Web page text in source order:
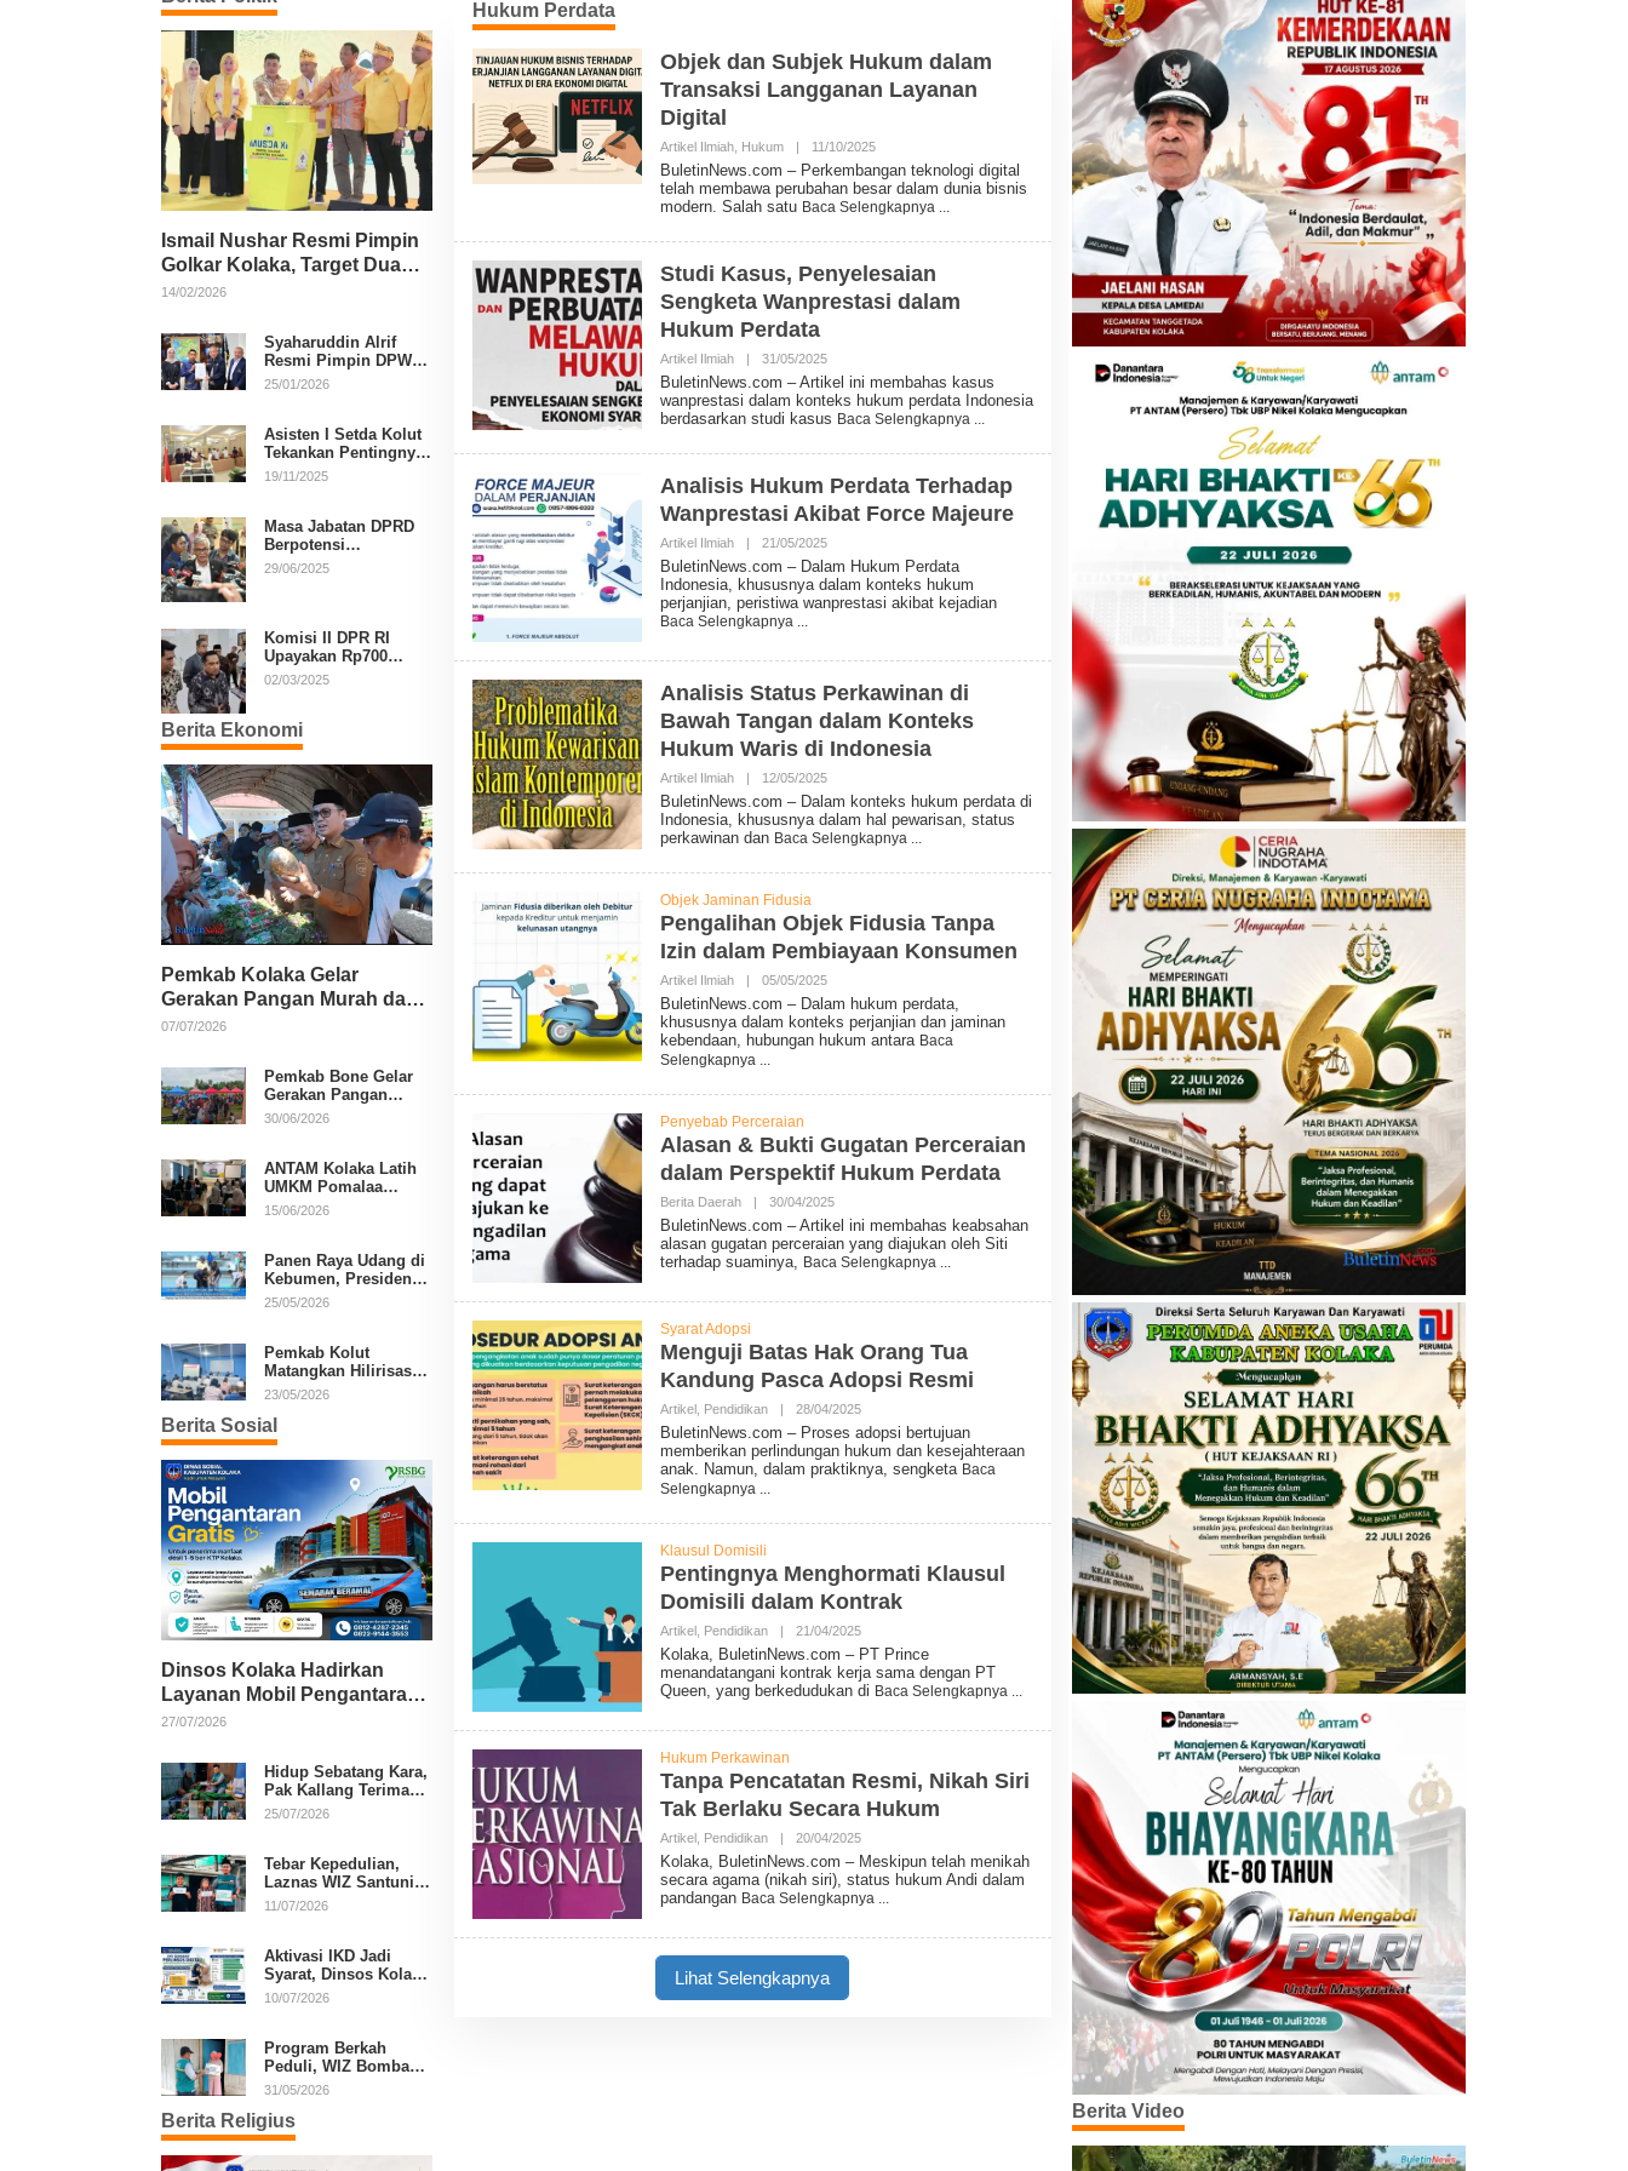
Ismail Nushar Resmi Pimpin
Golkar Kolaka, Target Dua
Kursi per Dapil
14/02/2026
Syaharuddin Alrif
Resmi Pimpin DPW
NasDem Sulsel
25/01/2026
Asisten I Setda Kolut
Tekankan Pentingnya
Pendidikan Politik
19/11/2025
Masa Jabatan DPRD
Berpotensi
Diperpanjang, Aria
29/06/2025
Komisi II DPR RI
Upayakan Rp700
Miliar dari APBN
Putusan MK
02/03/2025
Berita Ekonomi
Pemkab Kolaka Gelar
Gerakan Pangan Murah dan
Salurkan Pupuk Organik
07/07/2026
Pemkab Bone Gelar
Gerakan Pangan
Murah, Warga Serbu
30/06/2026
ANTAM Kolaka Latih
UMKM Pomalaa
Kembangkan Produk
15/06/2026
Panen Raya Udang di
Kebumen, Presiden
Prabowo Tekankan
25/05/2026
Pemkab Kolut
Matangkan Hilirisasi
Kakao dan Kelapa,
Daerah
23/05/2026
Berita Sosial
Dinsos Kolaka Hadirkan
Layanan Mobil Pengantaran
Gratis bagi Pasien Penerima
27/07/2026
Hidup Sebatang Kara,
Pak Kallang Terima
Bantuan dari Laznas
25/07/2026
Tebar Kepedulian,
Laznas WIZ Santuni
Anak Yatim dan
11/07/2026
Aktivasi IKD Jadi
Syarat, Dinsos Kolaka
Sosialisasikan
10/07/2026
Program Berkah
Peduli, WIZ Bombana
Bantu Lansia dan
31/05/2026
Berita Religius
Hukum Perdata
Objek dan Subjek Hukum dalam
Transaksi Langganan Layanan
Digital
Artikel Ilmiah, Hukum | 11/10/2025O
E
H
B
T
I
S
BuletinNews.com – Perkembangan teknologi digital
telah membawa perubahan besar dalam dunia bisnis
modern. Salah satu Baca Selengkapnya
Studi Kasus, Penyelesaian
Sengketa Wanprestasi dalam
Hukum Perdata
Artikel Ilmiah | 31/05/2025O
E
H
B
E
N
E
W
BuletinNews.com – Artikel ini membahas kasus
wanprestasi dalam konteks hukum perdata Indonesia
berdasarkan studi kasus Baca Selengkapnya
Analisis Hukum Perdata Terhadap
Wanprestasi Akibat Force Majeure
Artikel Ilmiah | 21/05/2025O
E
H
B
E
I
N
N
E
S
BuletinNews.com – Dalam Hukum Perdata
Indonesia, khususnya dalam konteks hukum
perjanjian, peristiwa wanprestasi akibat kejadian
Baca Selengkapnya
Analisis Status Perkawinan di
Bawah Tangan dalam Konteks
Hukum Waris di Indonesia
Artikel Ilmiah | 12/05/2025O
E
H
B
I
N
E
W
S
BuletinNews.com – Dalam konteks hukum perdata di
Indonesia, khususnya dalam hal pewarisan, status
perkawinan dan Baca Selengkapnya
Objek Jaminan Fidusia
Pengalihan Objek Fidusia Tanpa
Izin dalam Pembiayaan Konsumen
Artikel Ilmiah | 05/05/2025O
E
H
B
E
N
N
E
W
BuletinNews.com – Dalam hukum perdata,
khususnya dalam konteks perjanjian dan jaminan
kebendaan, hubungan hukum antara Baca
Selengkapnya
Penyebab Perceraian
Alasan & Bukti Gugatan Perceraian
dalam Perspektif Hukum Perdata
Berita Daerah | 30/04/2025O
E
H
B
L
I
N
N
E
S
BuletinNews.com – Artikel ini membahas keabsahan
alasan gugatan perceraian yang diajukan oleh Siti
terhadap suaminya,
Baca Selengkapnya
Syarat Adopsi
Menguji Batas Hak Orang Tua
Kandung Pasca Adopsi Resmi
Artikel, Pendidikan | 28/04/2025O
E
H
B
E
N
N
E
W
S
BuletinNews.com – Proses adopsi bertujuan
memberikan perlindungan hukum dan kesejahteraan
anak. Namun, dalam praktiknya, sengketa Baca
Selengkapnya
Klausul Domisili
Pentingnya Menghormati Klausul
Domisili dalam Kontrak
Artikel, Pendidikan | 21/04/2025O
L
E
H
B
L
I
N
N
S
Kolaka, BuletinNews.com – PT Prince
menandatangani kontrak kerja sama dengan PT
Queen, yang berkedudukan di Baca Selengkapnya
Hukum Perkawinan
Tanpa Pencatatan Resmi, Nikah Siri
Tak Berlaku Secara Hukum
Artikel, Pendidikan | 20/04/2025O
L
E
H
B
L
Kolaka, BuletinNews.com – Meskipun telah menikah
secara agama (nikah siri), status hukum Andi dalam
pandangan Baca Selengkapnya
Lihat Selengkapnya
Berita Video